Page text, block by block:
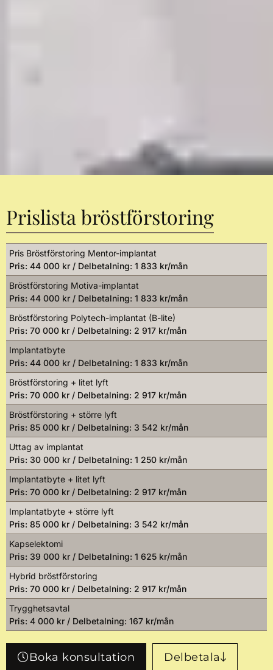
Prislista bröstförstoring
Pris Bröstförstoring Mentor-implantat
Pris: 44 000 kr / Delbetalning: 1 833 kr/mån
Bröstförstoring Motiva-implantat
Pris: 44 000 kr / Delbetalning: 1 833 kr/mån
Bröstförstoring Polytech-implantat (B-lite)
Pris: 70 000 kr / Delbetalning: 2 917 kr/mån
Implantatbyte
Pris: 44 000 kr / Delbetalning: 1 833 kr/mån
Bröstförstoring + litet lyft
Pris: 70 000 kr / Delbetalning: 2 917 kr/mån
Bröstförstoring + större lyft
Pris: 85 000 kr / Delbetalning: 3 542 kr/mån
Uttag av implantat
Pris: 30 000 kr / Delbetalning: 1 250 kr/mån
Implantatbyte + litet lyft
Pris: 70 000 kr / Delbetalning: 2 917 kr/mån
Implantatbyte + större lyft
Pris: 85 000 kr / Delbetalning: 3 542 kr/mån
Kapselektomi
Pris: 39 000 kr / Delbetalning: 1 625 kr/mån
Hybrid bröstförstoring
Pris: 70 000 kr / Delbetalning: 2 917 kr/mån
Trygghetsavtal
Pris: 4 000 kr / Delbetalning: 167 kr/mån
Boka konsultation Delbetala